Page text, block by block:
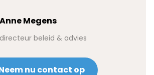
Anne Megens
directeur beleid & advies
nu contact op